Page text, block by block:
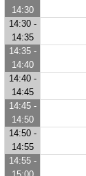
14:30
14:30 -
14:35
14:35 -
14:40
14:40 -
14:45
14:45 -
14:50
14:50 -
14:55
14:55 -